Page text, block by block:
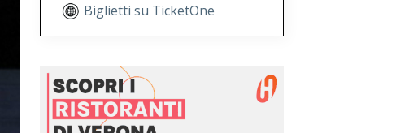
Biglietti su TicketOne